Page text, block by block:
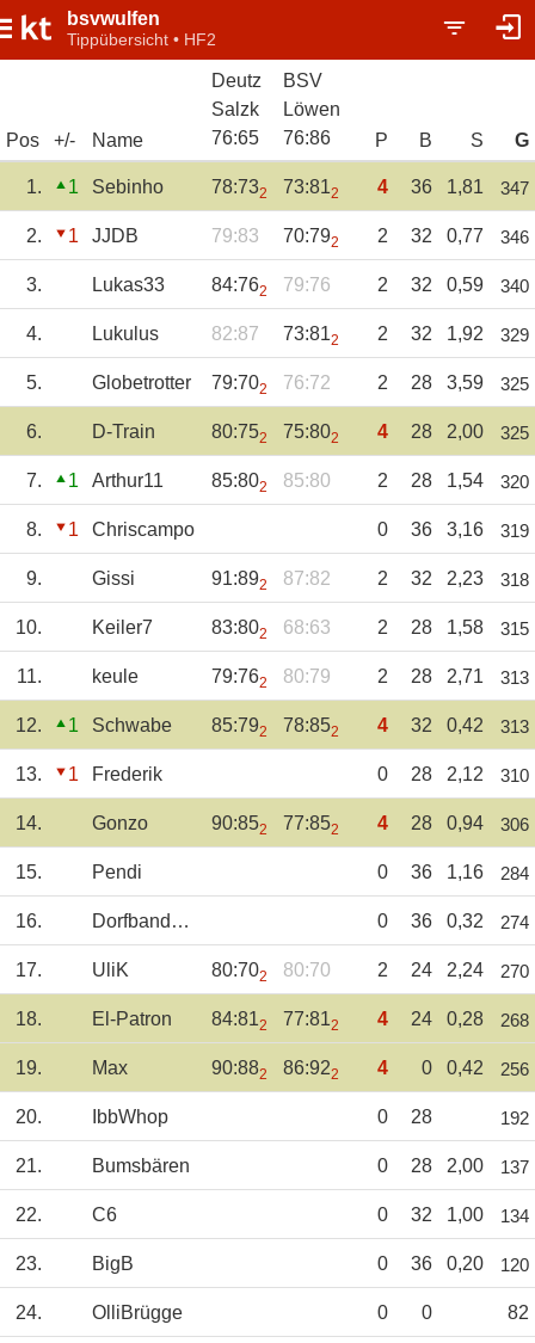
bsvwulfen
Tippübersicht • HF2
Pos +/- Name
Deutz
Salzk
76:65
BSV
Löwen
76:86 P B S G
1. 1 Sebinho 78:732 73:812 4 36 1,81 347
2. 1 JJDB 79:83 70:792 2 32 0,77 346
3. Lukas33 84:762 79:76 2 32 0,59 340
4. Lukulus 82:87 73:812 2 32 1,92 329
5. Globetrotter 79:702 76:72 2 28 3,59 325
6. D-Train 80:752 75:802 4 28 2,00 325
7. 1 Arthur11 85:802 85:80 2 28 1,54 320
8. 1 Chriscampo 0 36 3,16 319
9. Gissi 91:892 87:82 2 32 2,23 318
10. Keiler7 83:802 68:63 2 28 1,58 315
11. keule 79:762 80:79 2 28 2,71 313
12. 1 Schwabe 85:792 78:852 4 32 0,42 313
13. 1 Frederik 0 28 2,12 310
14. Gonzo 90:852 77:852 4 28 0,94 306
15. Pendi 0 36 1,16 284
16. Dorfbandenboss 0 36 0,32 274
17. UliK 80:702 80:70 2 24 2,24 270
18. El-Patron 84:812 77:812 4 24 0,28 268
19. Max 90:882 86:922 4 0 0,42 256
20. IbbWhop 0 28 192
21. Bumsbären 0 28 2,00 137
22. C6 0 32 1,00 134
23. BigB 0 36 0,20 120
24. OlliBrügge 0 0 82